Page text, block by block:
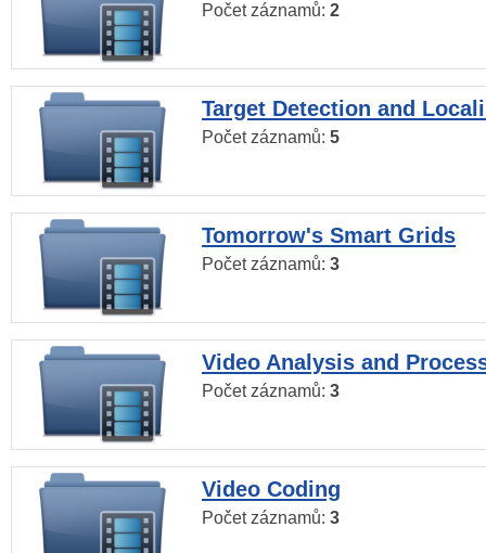
Počet záznamů: 2
Target Detection and
Počet záznamů: 5
Tomorrow's Smart Grids
Počet záznamů: 3
Video Analysis and
Počet záznamů: 3
Video Coding
Počet záznamů: 3